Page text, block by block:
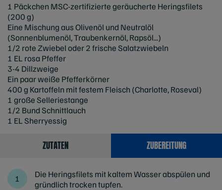
1 Päckchen MSC-zertifizierte geräucherte Heringsfilets
(200 g)
Eine Mischung aus Olivenöl und Neutralöl
(Sonnenblumenöl, Traubenkernöl, Rapsöl...)
1/2 rote Zwiebel oder 2 frische Salatzwiebeln
1 EL rosa Pfeffer
3-4 Dillzweige
Ein paar weiße Pfefferkörner
400 g Kartoffeln mit festem Fleisch (Charlotte, Roseval)
1 große Selleriestange
1/2 Bund Schnittlauch
1 EL Sherryessig
ZUTATEN ZUBEREITUNG
Die Heringsfilets mit kaltem Wasser abspülen und
gründlich trocken tupfen.